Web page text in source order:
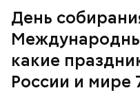
День
какие
России и мире